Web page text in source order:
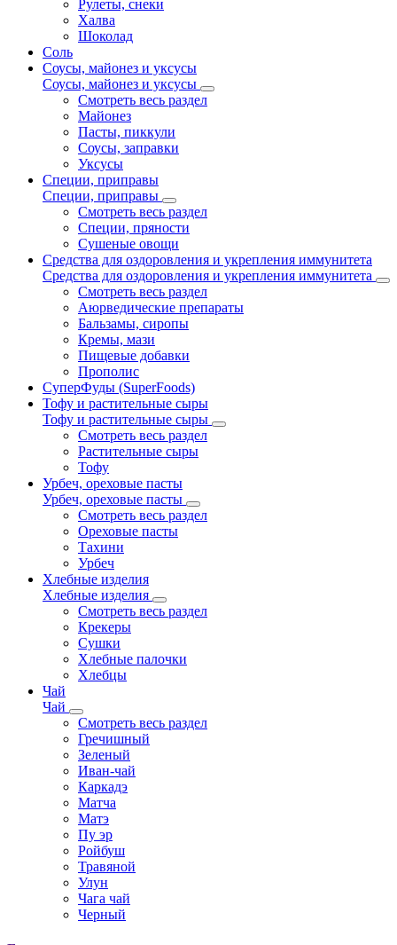
Рулеты, снеки
Халва
Шоколад
Соль
Соусы, майонез и уксусы
Соусы, майонез и уксусы
Смотреть весь раздел
Майонез
Пасты, пиккули
Соусы, заправки
Уксусы
Специи, приправы
Специи, приправы
Смотреть весь раздел
Специи, пряности
Сушеные овощи
Средства для оздоровления и укрепления иммунитета
Средства для оздоровления и укрепления иммунитета
Смотреть весь раздел
Аюрведические препараты
Бальзамы, сиропы
Кремы, мази
Пищевые добавки
Прополис
СуперФуды (SuperFoods)
Тофу и растительные сыры
Тофу и растительные сыры
Смотреть весь раздел
Растительные сыры
Тофу
Урбеч, ореховые пасты
Урбеч, ореховые пасты
Смотреть весь раздел
Ореховые пасты
Тахини
Урбеч
Хлебные изделия
Хлебные изделия
Смотреть весь раздел
Крекеры
Сушки
Хлебные палочки
Хлебцы
Чай
Чай
Смотреть весь раздел
Гречишный
Зеленый
Иван-чай
Каркадэ
Матча
Матэ
Пу эр
Ройбуш
Травяной
Улун
Чага чай
Черный